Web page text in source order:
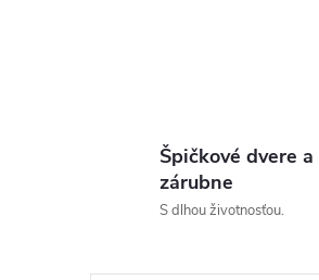
Špičkové dvere a
zárubne
S dlhou životnosťou.